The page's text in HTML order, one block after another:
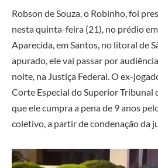
Robson de Souza, o Robinho, foi
nesta quinta-feira (21), no prédio
Aparecida, em Santos, no litoral de
apurado, ele vai passar por
noite, na Justiça Federal. O ex-
Corte Especial do Superior Tribunal
que ele cumpra a pena de 9 anos
coletivo, a partir de condenação da